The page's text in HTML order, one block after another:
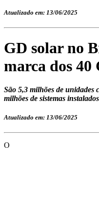
Atualizado em: 13/06/2025
GD solar no
marca dos 40
São 5,3 milhões de unidades
milhões de sistemas instalados
Atualizado em: 13/06/2025
O